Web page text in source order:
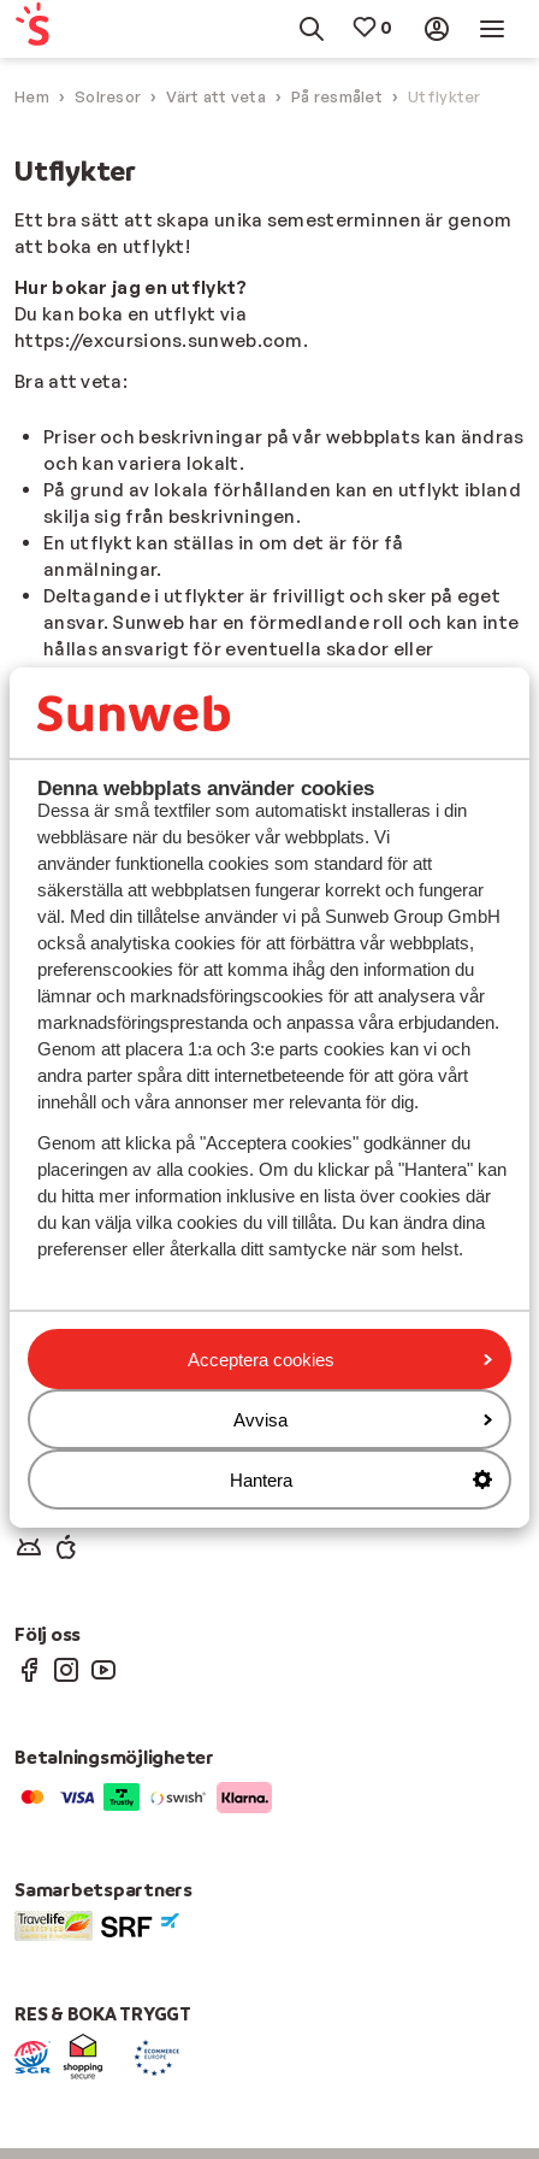
Denna webbplats använder cookies
Dessa är små textfiler som automatiskt installeras i din
webbläsare när du besöker vår webbplats. Vi
använder funktionella cookies som standard för att
säkerställa att webbplatsen fungerar korrekt och fungerar
väl. Med din tillåtelse använder vi på Sunweb Group GmbH
också analytiska cookies för att förbättra vår webbplats,
preferenscookies för att komma ihåg den information du
lämnar och marknadsföringscookies för att analysera vår
marknadsföringsprestanda och anpassa våra erbjudanden.
Genom att placera 1:a och 3:e parts cookies kan vi och
andra parter spåra ditt internetbeteende för att göra vårt
innehåll och våra annonser mer relevanta för dig.
Genom att klicka på "Acceptera cookies" godkänner du
placeringen av alla cookies. Om du klickar på "Hantera" kan
du hitta mer information inklusive en lista över cookies där
du kan välja vilka cookies du vill tillåta. Du kan ändra dina
preferenser eller återkalla ditt samtycke när som helst.
Acceptera cookies
Avvisa
Hantera
Hem Solresor Värt att veta På resmålet Utflykter
Utflykter
Ett bra sätt att skapa unika semesterminnen är genom
att boka en utflykt!
Hur bokar jag en utflykt?
Du kan boka en utflykt via
https://excursions.sunweb.com.
Bra att veta:
Priser och beskrivningar på vår webbplats kan ändras
och kan variera lokalt.
På grund av lokala förhållanden kan en utflykt ibland
skilja sig från beskrivningen.
En utflykt kan ställas in om det är för få
anmälningar.
Deltagande i utflykter är frivilligt och sker på eget
ansvar. Sunweb har en förmedlande roll och kan inte
hållas ansvarigt för eventuella skador eller
Tillbaka
Sunweb
Nyhetsbrev
Kontakta oss
Om Sunweb
Blogg
Jobba hos oss
Företagsinformation
Hållbar semester
Cookiesinställningar
Marknadsföringsinställningar
Tillgänglighetsdirektiv
Ansvarsfriskrivning
Värt att veta
Flyginformation
Pass och visum
Betalsätt
Resevillkor
Ladda ner appen
Följ oss
Betalningsmöjligheter
Samarbetspartners
RES & BOKA TRYGGT